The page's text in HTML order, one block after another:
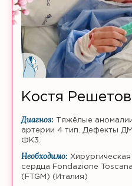
Костя Решетов
Диагноз:
Тяжёлые
артерии 4 тип. Дефекты
ФК3.
Необходимо:
сердца Fondazione
(FTGM) (Италия)